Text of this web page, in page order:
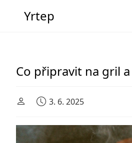
Main Navigation
Yrtep
Co připravit na gril
3. 6. 2025